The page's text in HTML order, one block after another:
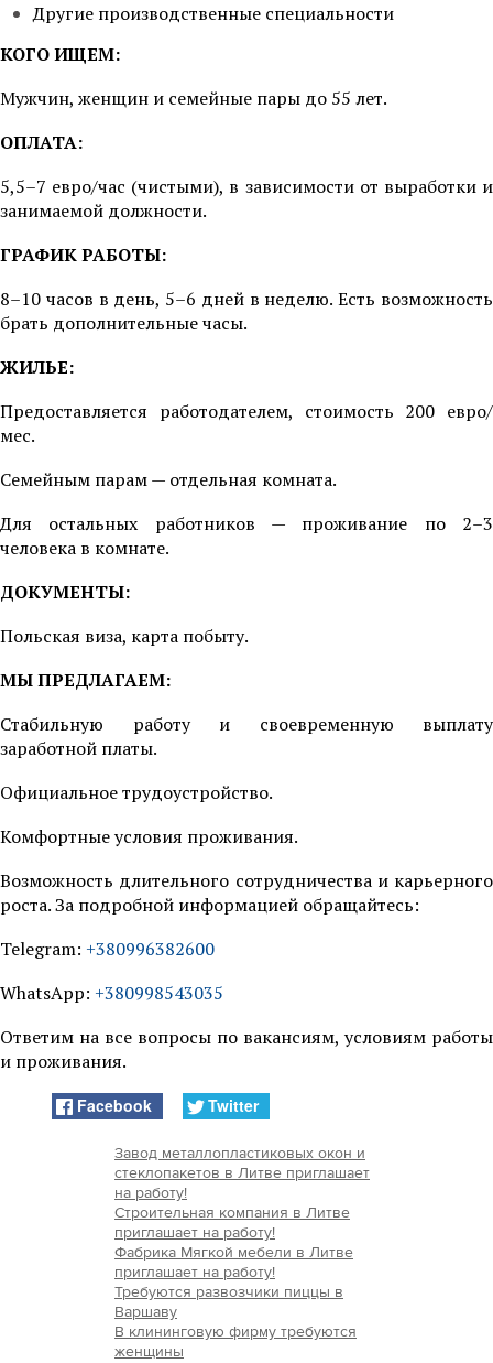
Другие производственные специальности
КОГО ИЩЕМ:
Мужчин, женщин и семейные пары до 55 лет.
ОПЛАТА:
5,5–7 евро/час (чистыми), в зависимости от выработки и
занимаемой должности.
ГРАФИК РАБОТЫ:
8–10 часов в день, 5–6 дней в неделю. Есть возможность
брать дополнительные часы.
ЖИЛЬЕ:
Предоставляется работодателем, стоимость 200 евро/
мес.
Семейным парам — отдельная комната.
Для остальных работников — проживание по 2–3
человека в комнате.
ДОКУМЕНТЫ:
Польская виза, карта побыту.
МЫ ПРЕДЛАГАЕМ:
Стабильную работу и своевременную выплату
заработной платы.
Официальное трудоустройство.
Комфортные условия проживания.
Возможность длительного сотрудничества и карьерного
роста. За подробной информацией обращайтесь:
Telegram: +380996382600
WhatsApp: +380998543035
Ответим на все вопросы по вакансиям, условиям работы
и проживания.
Facebook Twitter
Завод металлопластиковых окон и
стеклопакетов в Литве приглашает
на работу!
Строительная компания в Литве
приглашает на работу!
Фабрика Мягкой мебели в Литве
приглашает на работу!
Требуются развозчики пиццы в
Варшаву
В клининговую фирму требуются
женщины